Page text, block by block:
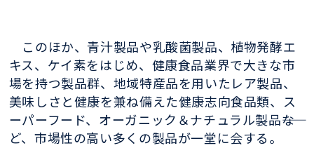
このほか、青汁製品や乳酸菌製品、植物発酵エ
キス、ケイ素をはじめ、健康食品業界で大きな市
場を持つ製品群、地域特産品を用いたレア製品、
美味しさと健康を兼ね備えた健康志向食品類、ス
ーパーフード、オーガニック＆ナチュラル製品――な
ど、市場性の高い多くの製品が一堂に会する。